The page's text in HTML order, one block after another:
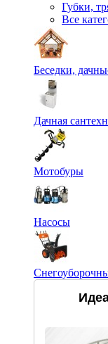
Губки,
Все
Беседки,
Дачная
Мотобуры
Насосы